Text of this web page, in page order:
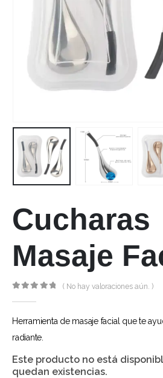
Cucharas
Masaje
( No hay valoraciones aún. )
Herramienta de masaje facial que te
radiante.
Este producto no está
quedan existencias.